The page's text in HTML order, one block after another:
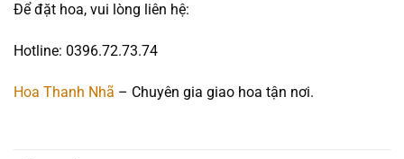
Để đặt hoa, vui lòng liên hệ:
Hotline: 0396.72.73.74
Hoa Thanh Nhã – Chuyên gia giao hoa tận nơi.